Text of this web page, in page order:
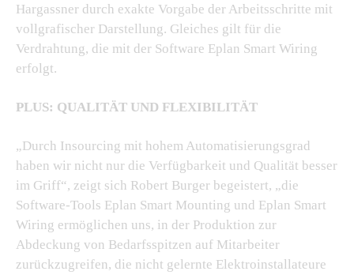
Hargassner durch exakte Vorgabe der Arbeitsschritte mit
vollgrafischer Darstellung. Gleiches gilt für die
Verdrahtung, die mit der Software Eplan Smart Wiring
erfolgt.
PLUS: QUALITÄT UND FLEXIBILITÄT
„Durch Insourcing mit hohem Automatisierungsgrad
haben wir nicht nur die Verfügbarkeit und Qualität besser
im Griff“, zeigt sich Robert Burger begeistert, „die
Software-Tools Eplan Smart Mounting und Eplan Smart
Wiring ermöglichen uns, in der Produktion zur
Abdeckung von Bedarfsspitzen auf Mitarbeiter
zurückzugreifen, die nicht gelernte Elektroinstallateure